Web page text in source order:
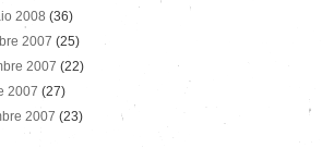
2008 (36)
2007 (25)
2007 (22)
2007 (27)
2007 (23)